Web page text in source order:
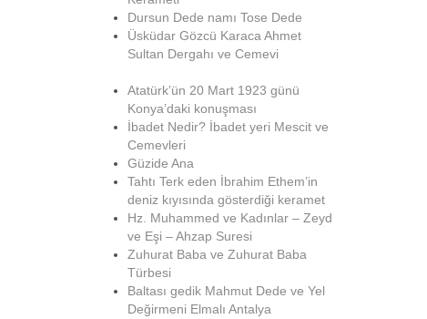
Dursun Dede namı Tose Dede
Üsküdar Gözcü Karaca Ahmet
Sultan Dergahı ve Cemevi
Atatürk’ün 20 Mart 1923 günü
Konya’daki konuşması
İbadet Nedir? İbadet yeri Mescit ve
Cemevleri
Güzide Ana
Tahtı Terk eden İbrahim Ethem’in
deniz kıyısında gösterdiği keramet
Hz. Muhammed ve Kadınlar – Zeyd
ve Eşi – Ahzap Suresi
Zuhurat Baba ve Zuhurat Baba
Türbesi
Baltası gedik Mahmut Dede ve Yel
Değirmeni Elmalı Antalya